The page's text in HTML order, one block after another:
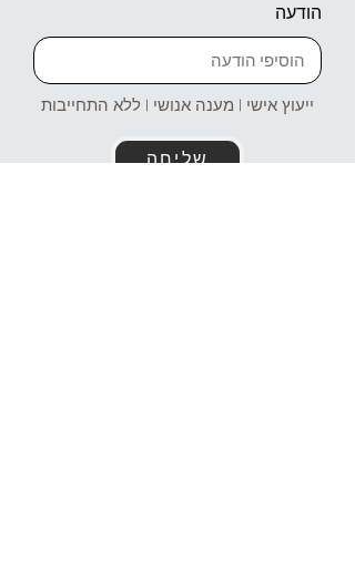
הודעה
ייעוץ אישי | מענה אנושי | ללא התחייבות
שליחה